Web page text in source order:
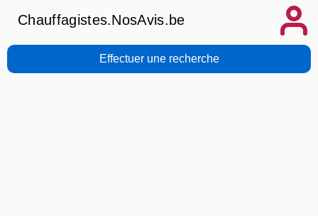
Chauffagistes.NosAvis.be
Effectuer une recherche